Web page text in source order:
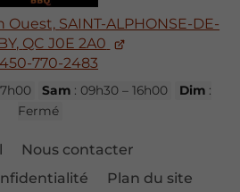
Ouest, SAINT-ALPHONSE-DE-
QC J0E 2A0
450-770-2483
Sam : 09h30 – 16h00 Dim:
Fermé
Nous contacter
Plan du site